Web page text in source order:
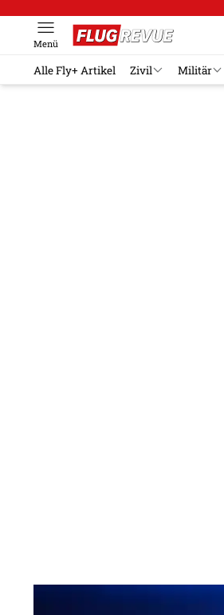
Menü
Alle Fly+ Artikel Zivil Militär